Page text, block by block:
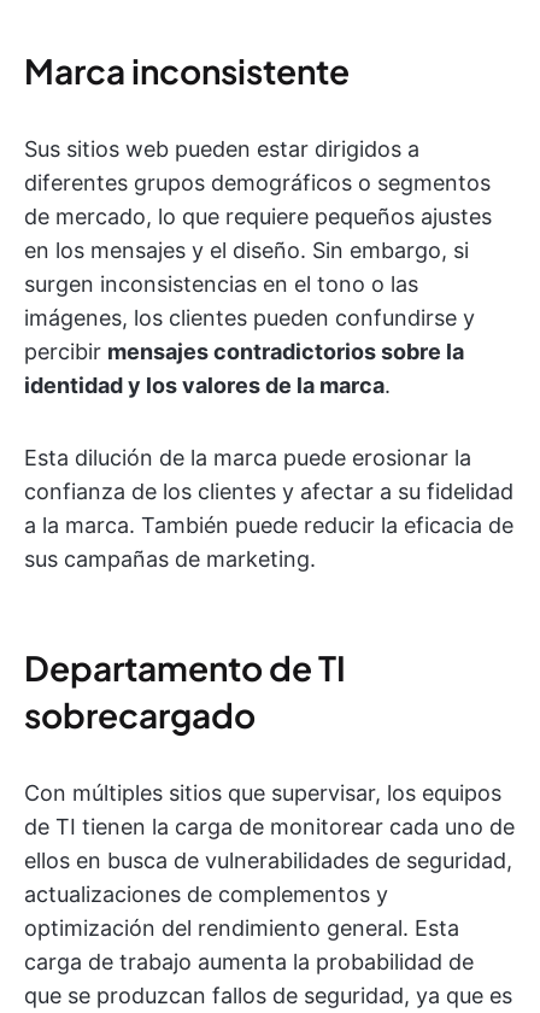
Marca inconsistente
Sus sitios web pueden estar dirigidos a
diferentes grupos demográficos o segmentos
de mercado, lo que requiere pequeños ajustes
en los mensajes y el diseño. Sin embargo, si
surgen inconsistencias en el tono o las
imágenes, los clientes pueden confundirse y
percibir mensajes contradictorios sobre la
identidad y los valores de la marca.
Esta dilución de la marca puede erosionar la
confianza de los clientes y afectar a su fidelidad
a la marca. También puede reducir la eficacia de
sus campañas de marketing.
Departamento de TI
sobrecargado
Con múltiples sitios que supervisar, los equipos
de TI tienen la carga de monitorear cada uno de
ellos en busca de vulnerabilidades de seguridad,
actualizaciones de complementos y
optimización del rendimiento general. Esta
carga de trabajo aumenta la probabilidad de
que se produzcan fallos de seguridad, ya que es